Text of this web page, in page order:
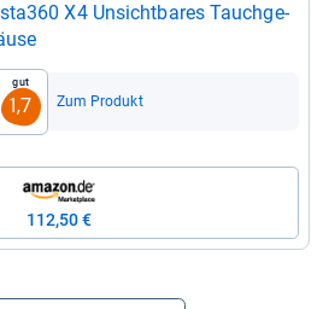
X4 Unsicht­ba­res Tauch­ge­
Gut
1,7 Zum Produkt
112,50 €